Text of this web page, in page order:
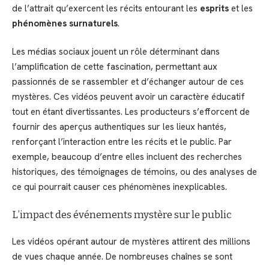
de l’attrait qu’exercent les récits entourant les esprits et les
phénomènes surnaturels.
Les médias sociaux jouent un rôle déterminant dans
l’amplification de cette fascination, permettant aux
passionnés de se rassembler et d’échanger autour de ces
mystères. Ces vidéos peuvent avoir un caractère éducatif
tout en étant divertissantes. Les producteurs s’efforcent de
fournir des aperçus authentiques sur les lieux hantés,
renforçant l’interaction entre les récits et le public. Par
exemple, beaucoup d’entre elles incluent des recherches
historiques, des témoignages de témoins, ou des analyses de
ce qui pourrait causer ces phénomènes inexplicables.
L’impact des événements mystère sur le public
Les vidéos opérant autour de mystères attirent des millions
de vues chaque année. De nombreuses chaînes se sont